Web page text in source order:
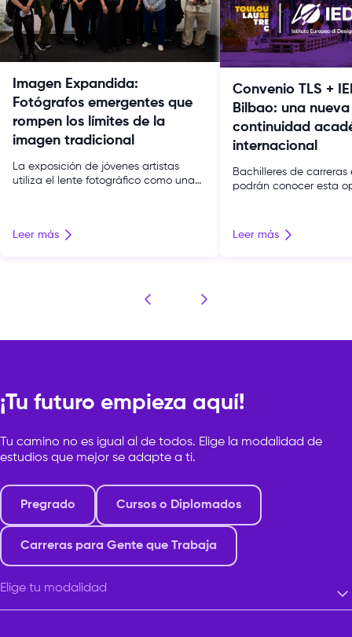
Imagen Expandida:
Fotógrafos emergentes que
rompen los límites de la
imagen tradicional
La exposición de jóvenes artistas
utiliza el lente fotográfico como una
un momento de expansión. Ya no se
memoria, la identidad y el territorio.
Leer más
Convenio TLS +
Bilbao: una
continuidad
internacional
Bachilleres de carreras
podrán conocer esta
descuento exclusivo.
suma una nueva
Leer más
¡Tu futuro empieza aquí!
Tu camino no es igual al de todos. Elige la modalidad de
estudios que mejor se adapte a ti.
Pregrado Cursos o Diplomados
Carreras para Gente que Trabaja
Elige tu modalidad